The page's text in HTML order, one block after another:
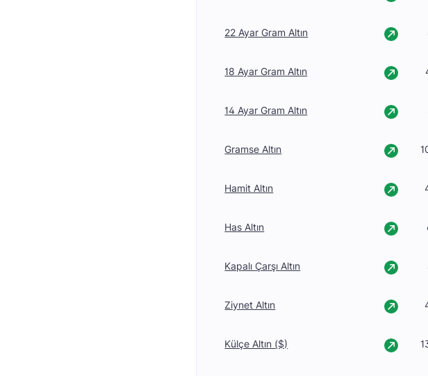
22 Ayar Gram Altın
18 Ayar Gram Altın
14 Ayar Gram Altın
Gramse Altın
Hamit Altın
Has Altın
Kapalı Çarşı Altın
Ziynet Altın
Külçe Altın ($)